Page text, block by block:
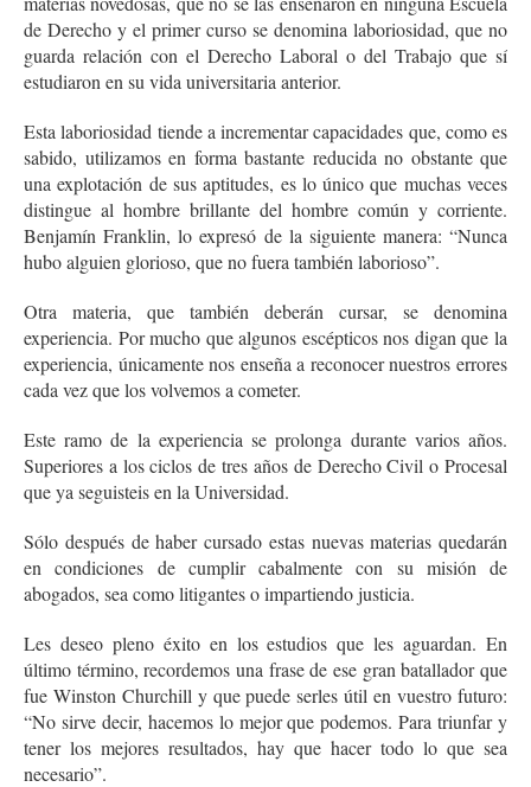
de Derecho y el primer curso se denomina laboriosidad, que no
guarda relación con el Derecho Laboral o del Trabajo que sí
estudiaron en su vida universitaria anterior.
Esta laboriosidad tiende a incrementar capacidades que, como es
sabido, utilizamos en forma bastante reducida no obstante que
una explotación de sus aptitudes, es lo único que muchas veces
distingue al hombre brillante del hombre común y corriente.
Benjamín Franklin, lo expresó de la siguiente manera: “Nunca
hubo alguien glorioso, que no fuera también laborioso”.
Otra materia, que también deberán cursar, se denomina
experiencia. Por mucho que algunos escépticos nos digan que la
experiencia, únicamente nos enseña a reconocer nuestros errores
cada vez que los volvemos a cometer.
Este ramo de la experiencia se prolonga durante varios años.
Superiores a los ciclos de tres años de Derecho Civil o Procesal
que ya seguisteis en la Universidad.
Sólo después de haber cursado estas nuevas materias quedarán
en condiciones de cumplir cabalmente con su misión de
abogados, sea como litigantes o impartiendo justicia.
Les deseo pleno éxito en los estudios que les aguardan. En
último término, recordemos una frase de ese gran batallador que
fue Winston Churchill y que puede serles útil en vuestro futuro:
“No sirve decir, hacemos lo mejor que podemos. Para triunfar y
tener los mejores resultados, hay que hacer todo lo que sea
necesario”.